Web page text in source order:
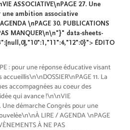
ASSOCIATIVE\nPAGE 27. Une
une ambition associative
\nPAGE 30. PUBLICATIONS
MANQUER\n\n"}" data-sheets-
ÉDITO
: pour une réponse éducative visant
11. La
accompagnées au coeur des
qui avance !\n\nVIE
Une démarche Congrès pour une
LIRE / AGENDA \nPAGE
À NE PAS